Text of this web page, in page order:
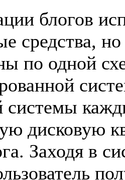
блогов
средства,
по одной
системы
дисковую
Заходя в